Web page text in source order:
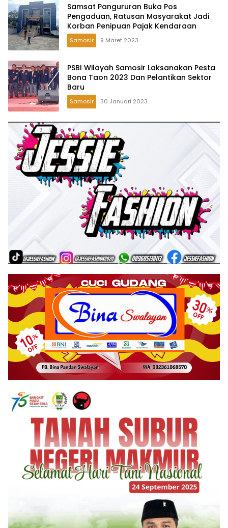
Samsat Pangururan Buka Pos
Pengaduan, Ratusan Masyarakat Jadi
Korban Penipuan Pajak Kendaraan
Samosir 9 Maret 2023
PSBI Wilayah Samosir Laksanakan Pesta
Bona Taon 2023 Dan Pelantikan Sektor
Baru
Samosir 30 Januari 2023